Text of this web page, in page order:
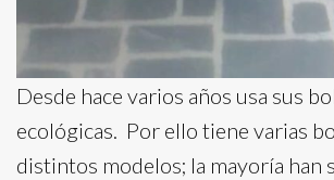
Desde hace varios años usa sus
ecológicas. Por ello tiene varias
distintos modelos; la mayoría han